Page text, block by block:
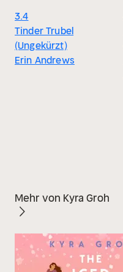
3.4
Tinder Trubel
(Ungekürzt)
Erin Andrews
Mehr von Kyra Groh